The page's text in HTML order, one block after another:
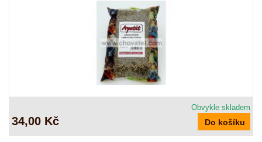
Obvykle skladem
34,00 Kč